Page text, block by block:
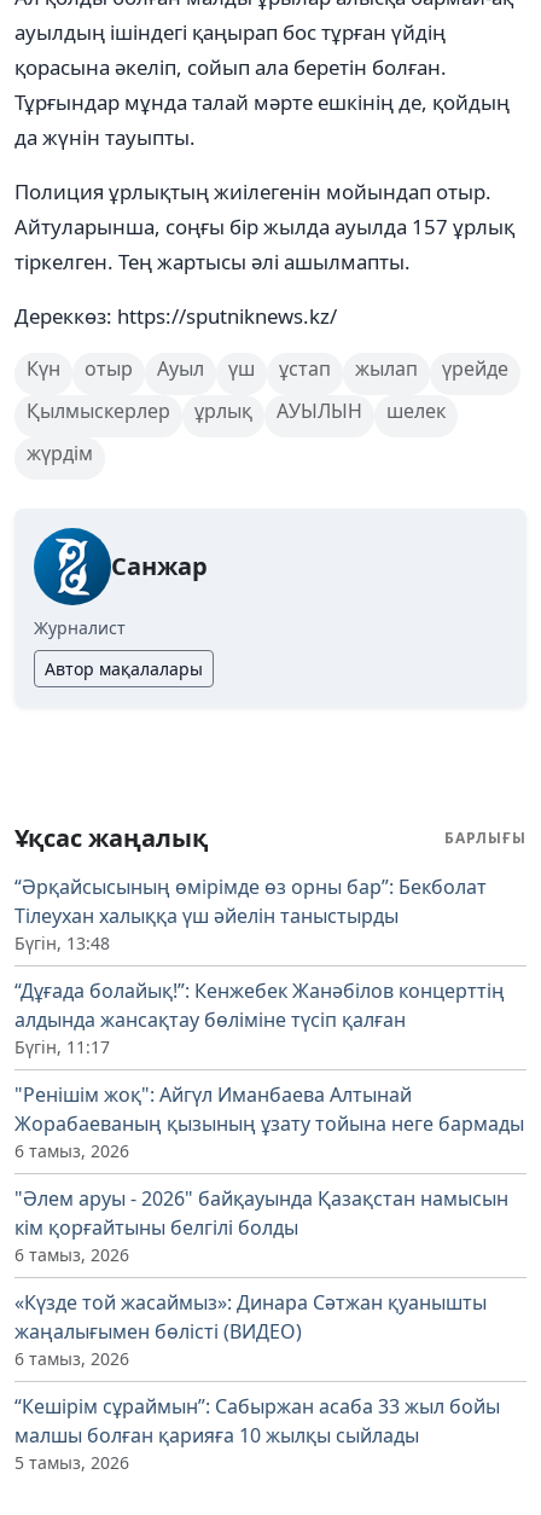
ауылдың ішіндегі қаңырап бос тұрған үйдің
қорасына әкеліп, сойып ала беретін болған.
Тұрғындар мұнда талай мәрте ешкінің де, қойдың
да жүнін тауыпты.
Полиция ұрлықтың жиілегенін мойындап отыр.
Айтуларынша, соңғы бір жылда ауылда 157 ұрлық
тіркелген. Тең жартысы әлі ашылмапты.
Дереккөз: https://sputniknews.kz/
Күн отыр Ауыл үш ұстап жылап
үрейде
Қылмыскерлер
ұрлық АУЫЛЫН
шелек
жүрдім
Санжар
Журналист
Автор мақалалары
Ұқсас жаңалық БАРЛЫҒЫ
“Әрқайсысының өмірімде өз орны бар”: Бекболат
Тілеухан халыққа үш әйелін таныстырды
Бүгін, 13:48
“Дұғада болайық!”: Кенжебек Жанәбілов концерттің
алдында жансақтау бөліміне түсіп қалған
Бүгін, 11:17
"Ренішім жоқ": Айгүл Иманбаева Алтынай
Жорабаеваның қызының ұзату тойына неге бармады
6 тамыз, 2026
"Әлем аруы - 2026" байқауында Қазақстан намысын
кім қорғайтыны белгілі болды
6 тамыз, 2026
«Күзде той жасаймыз»: Динара Сәтжан қуанышты
жаңалығымен бөлісті (ВИДЕО)
6 тамыз, 2026
“Кешірім сұраймын”: Сабыржан асаба 33 жыл бойы
малшы болған қарияға 10 жылқы сыйлады
5 тамыз, 2026